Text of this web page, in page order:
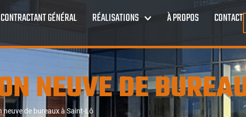
CONTRACTANT GÉNÉRAL RÉALISATIONS À PROPOS CONTACT
NEUVE DE
neuve de bureaux à Saint-Lô